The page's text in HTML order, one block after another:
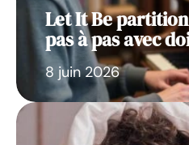
Let It Be
pas à pas avec
8 juin 2026